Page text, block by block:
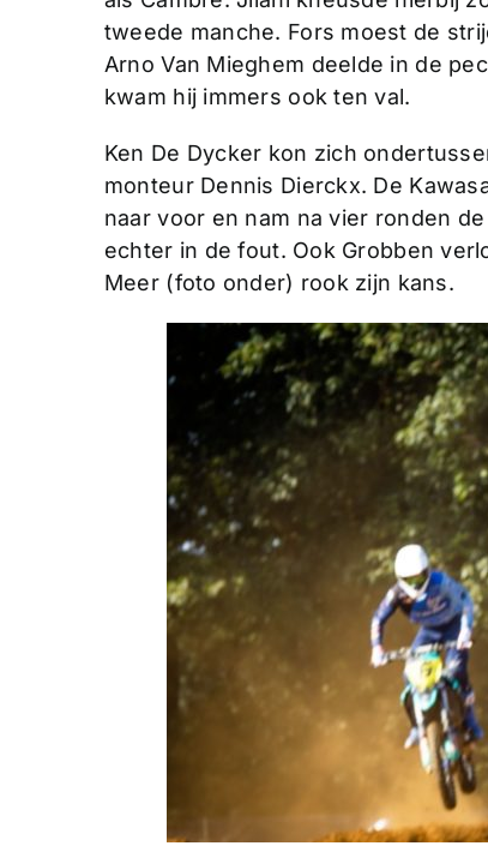
tweede manche. Fors moest de
Arno Van Mieghem deelde in de
kwam hij immers ook ten val.
Ken De Dycker kon zich
monteur Dennis Dierckx. De
naar voor en nam na vier ronden
echter in de fout. Ook Grobben
Meer (foto onder) rook zijn kans.